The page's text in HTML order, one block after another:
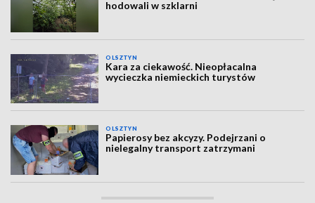
hodowali w szklarni
OLSZTYN
Kara za ciekawość. Nieopłacalna
wycieczka niemieckich turystów
OLSZTYN
Papierosy bez akcyzy. Podejrzani o
nielegalny transport zatrzymani